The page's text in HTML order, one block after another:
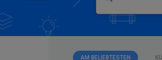
AM BELIEBTESTEN